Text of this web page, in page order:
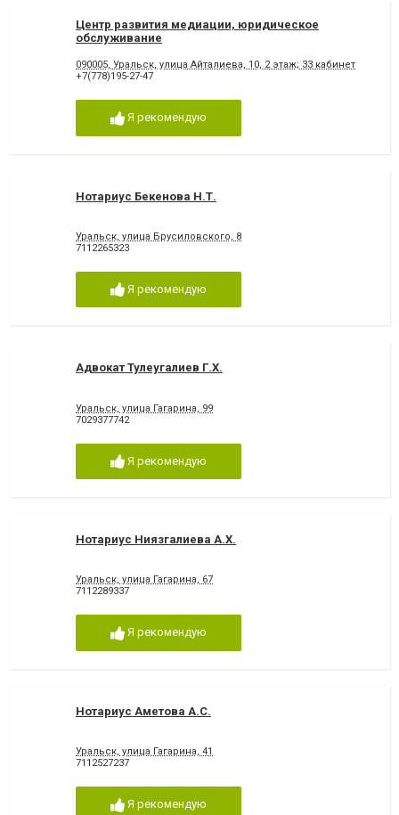
Центр развития медиации, юридическое
обслуживание
090005, Уральск, улица Айталиева, 10, ​2 этаж; 33 кабинет
+7(778)195-27-47
Я рекомендую
Нотариус Бекенова Н.Т.
Уральск, улица Брусиловского, 8
7112265323
Я рекомендую
Адвокат Тулеугалиев Г.Х.
Уральск, улица Гагарина, 99
7029377742
Я рекомендую
Нотариус Ниязгалиева А.Х.
Уральск, улица Гагарина, 67
7112289337
Я рекомендую
Нотариус Аметова А.С.
Уральск, улица Гагарина, 41
7112527237
Я рекомендую